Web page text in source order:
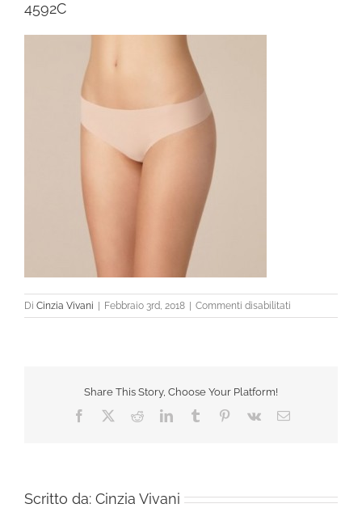
4592C
Di Cinzia Vivani Febbraio 3rd, 2018 Commenti disabilitati
4592C
Share This Story, Choose Your Platform!
Facebook RedditLinkedInTumblr Pinterest
Vk Email
Scritto da: Cinzia Vivani